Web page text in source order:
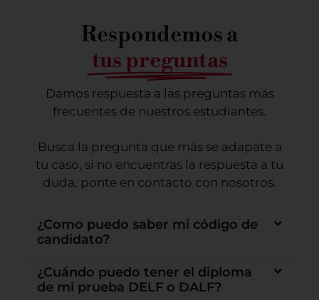
Respondemos a
tus preguntas
Damos respuesta a las preguntas más
frecuentes de nuestros estudiantes.
Busca la pregunta que más se adapate a
tu caso, si no encuentras la respuesta a tu
duda, ponte en contacto con nosotros.
¿Como puedo saber mi código de
candidato?
¿Cuándo puedo tener el diploma
de mi prueba DELF o DALF?